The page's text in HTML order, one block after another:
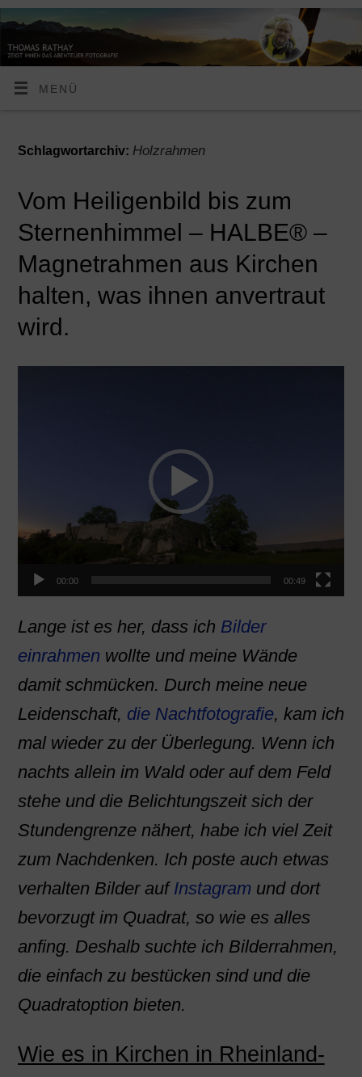
MENÜ
Schlagwortarchiv: Holzrahmen
Vom Heiligenbild bis zum
Sternenhimmel – HALBE® –
Magnetrahmen aus Kirchen
halten, was ihnen anvertraut
wird.
00:00 00:49
Lange ist es her, dass ich Bilder
einrahmen wollte und meine Wände
damit schmücken. Durch meine neue
Leidenschaft, die Nachtfotografie, kam ich
mal wieder zu der Überlegung. Wenn ich
nachts allein im Wald oder auf dem Feld
stehe und die Belichtungszeit sich der
Stundengrenze nähert, habe ich viel Zeit
zum Nachdenken. Ich poste auch etwas
verhalten Bilder auf Instagram und dort
bevorzugt im Quadrat, so wie es alles
anfing. Deshalb suchte ich Bilderrahmen,
die einfach zu bestücken sind und die
Quadratoption bieten.
Wie es in Kirchen in Rheinland-